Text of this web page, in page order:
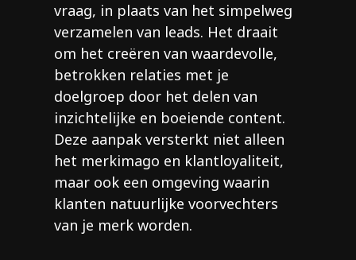
vraag, in plaats van het simpelweg
verzamelen van leads. Het draait
om het creëren van waardevolle,
betrokken relaties met je
doelgroep door het delen van
inzichtelijke en boeiende content.
Deze aanpak versterkt niet alleen
het merkimago en klantloyaliteit,
maar ook een omgeving waarin
klanten natuurlijke voorvechters
van je merk worden.